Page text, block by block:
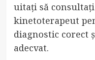
uitați să
kinetoterapeut
diagnostic corect
adecvat.